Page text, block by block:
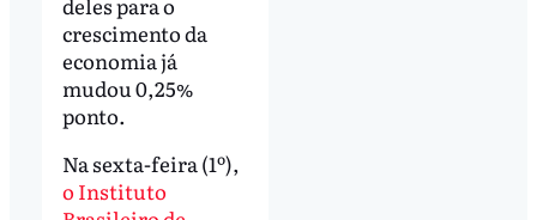
crescimento da
economia já
mudou 0,25%
ponto.
Na sexta-feira (1º),
o Instituto